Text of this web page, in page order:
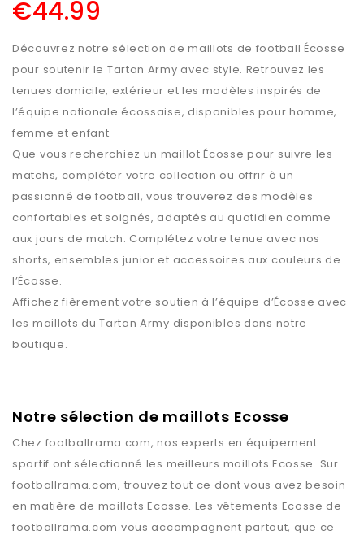
€44.99
Découvrez notre sélection de maillots de football Écosse
pour soutenir le Tartan Army avec style. Retrouvez les
tenues domicile, extérieur et les modèles inspirés de
l’équipe nationale écossaise, disponibles pour homme,
femme et enfant.
Que vous recherchiez un maillot Écosse pour suivre les
matchs, compléter votre collection ou offrir à un
passionné de football, vous trouverez des modèles
confortables et soignés, adaptés au quotidien comme
aux jours de match. Complétez votre tenue avec nos
shorts, ensembles junior et accessoires aux couleurs de
l’Écosse.
Affichez fièrement votre soutien à l’équipe d’Écosse avec
les maillots du Tartan Army disponibles dans notre
boutique.
Notre sélection de maillots Ecosse
Chez footballrama.com, nos experts en équipement
sportif ont sélectionné les meilleurs maillots Ecosse. Sur
footballrama.com, trouvez tout ce dont vous avez besoin
en matière de maillotsEcosse. Les vêtements Ecosse de
footballrama.com vous accompagnent partout, que ce